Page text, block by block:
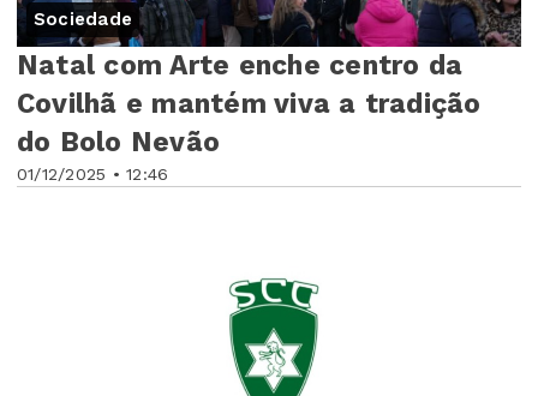
Sociedade
01/12/2025 • 12:46
Natal com Arte enche centro da
Covilhã e mantém viva a tradição
do Bolo Nevão